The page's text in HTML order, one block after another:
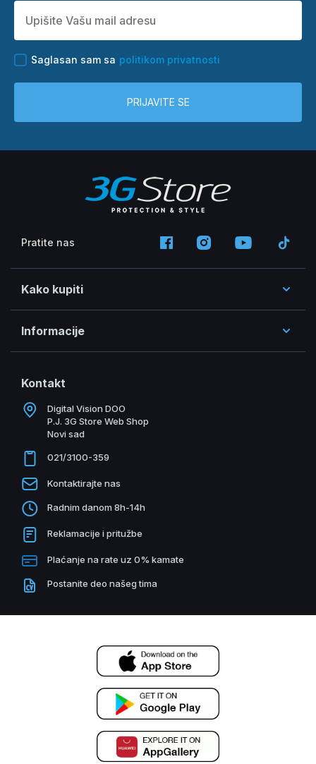
Saglasan sam sa politikom privatnosti
PRIJAVITE SE
Pratite nas
Kako kupiti
Informacije
Kontakt
Digital Vision DOO
P.J. 3G Store Web Shop
Novi sad
021/3100-359
Kontaktirajte nas
Radnim danom 8h-14h
Reklamacije i pritužbe
Plaćanje na rate uz 0% kamate
Postanite deo našeg tima